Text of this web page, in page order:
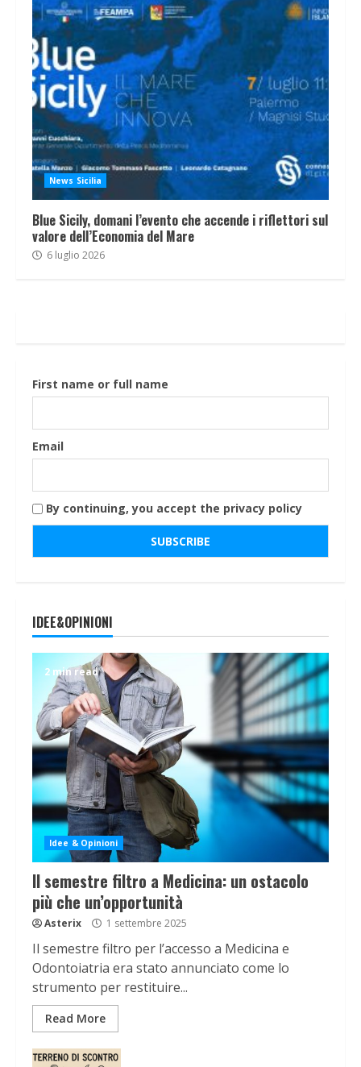
News Sicilia
Blue Sicily, domani l’evento che accende i riflettori sul
valore dell’Economia del Mare
6 luglio 2026
First name or full name
Email
By continuing, you accept the privacy policy
IDEE&OPINIONI
2 min read
Idee & Opinioni
Il semestre filtro a Medicina: un ostacolo
più che un’opportunità
Asterix 1 settembre 2025
Il semestre filtro per l’accesso a Medicina e
Odontoiatria era stato annunciato come lo
strumento per restituire...
Read More